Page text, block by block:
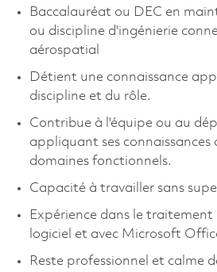
Baccalauréat ou DEC en
ou discipline d'ingénierie
aérospatial
Détient une connaissance
discipline et du rôle.
Contribue à l'équipe ou au
appliquant ses connaissances
domaines fonctionnels.
Capacité à travailler sans
Expérience dans le traitement
logiciel et avec Microsoft
Reste professionnel et calme